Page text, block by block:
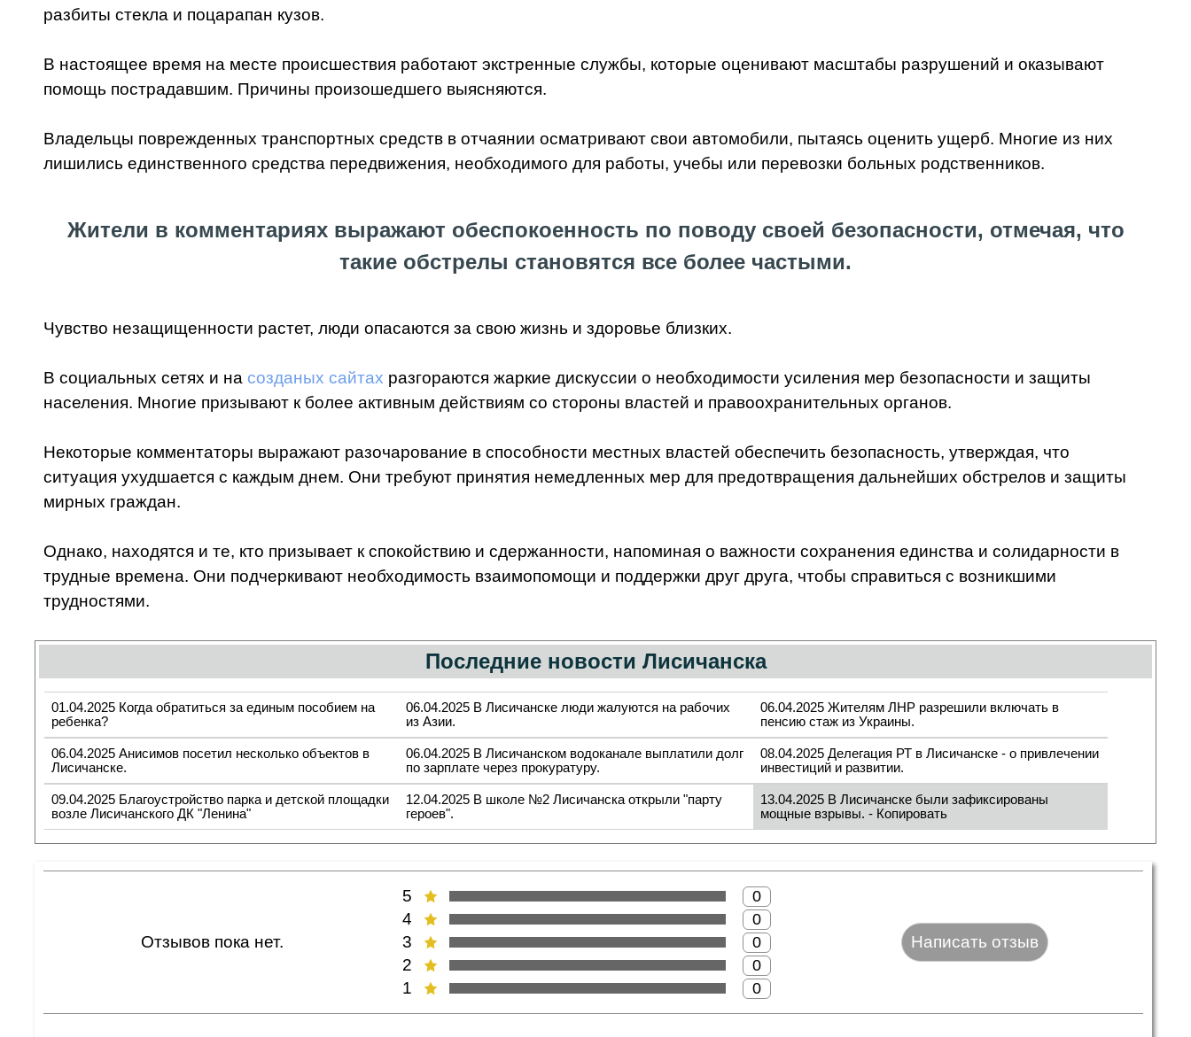
разбиты стекла и поцарапан кузов.
В настоящее время на месте происшествия работают экстренные службы, которые оценивают масштабы разрушений и оказывают
помощь пострадавшим. Причины произошедшего выясняются.
Владельцы поврежденных транспортных средств в отчаянии осматривают свои автомобили, пытаясь оценить ущерб. Многие из них
лишились единственного средства передвижения, необходимого для работы, учебы или перевозки больных родственников.
Жители в комментариях выражают обеспокоенность по поводу своей безопасности, отмечая, что
такие обстрелы становятся все более частыми.
Чувство незащищенности растет, люди опасаются за свою жизнь и здоровье близких.
В социальных сетях и насозданых сайтах разгораются жаркие дискуссии о необходимости усиления мер безопасности и защиты
населения. Многие призывают к более активным действиям со стороны властей и правоохранительных органов.
Некоторые комментаторы выражают разочарование в способности местных властей обеспечить безопасность, утверждая, что
ситуация ухудшается с каждым днем. Они требуют принятия немедленных мер для предотвращения дальнейших обстрелов и защиты
мирных граждан.
Однако, находятся и те, кто призывает к спокойствию и сдержанности, напоминая о важности сохранения единства и солидарности в
трудные времена. Они подчеркивают необходимость взаимопомощи и поддержки друг друга, чтобы справиться с возникшими
трудностями.
Последние новости Лисичанска
01.04.2025 Когда обратиться за единым пособием на
ребенка?
06.04.2025 В Лисичанске люди жалуются на рабочих
из Азии.
06.04.2025 Жителям ЛНР разрешили включать в
пенсию стаж из Украины.
06.04.2025 Анисимов посетил несколько объектов в
Лисичанске.
06.04.2025 В Лисичанском водоканале выплатили долг
по зарплате через прокуратуру.
08.04.2025 Делегация РТ в Лисичанске - о привлечении
инвестиций и развитии.
09.04.2025 Благоустройство парка и детской площадки
возле Лисичанского ДК "Ленина"
12.04.2025 В школе №2 Лисичанска открыли "парту
героев".
13.04.2025 В Лисичанске были зафиксированы
мощные взрывы. - Копировать
Отзывов пока нет.
5 0
4 0
3 0
2 0
1 0